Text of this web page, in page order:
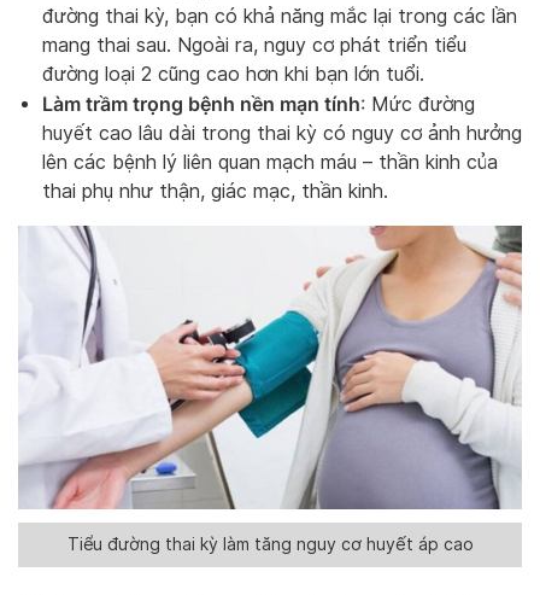
đường thai kỳ, bạn có khả năng mắc lại trong các lần
mang thai sau. Ngoài ra, nguy cơ phát triển tiểu
đường loại 2 cũng cao hơn khi bạn lớn tuổi.
Làm trầm trọng bệnh nền mạn tính: Mức đường
huyết cao lâu dài trong thai kỳ có nguy cơ ảnh hưởng
lên các bệnh lý liên quan mạch máu – thần kinh của
thai phụ như thận, giác mạc, thần kinh.
Tiểu đường thai kỳ làm tăng nguy cơ huyết áp cao